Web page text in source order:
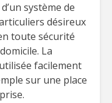
système de
désireux
toute sécurité
La
facilement
sur une place